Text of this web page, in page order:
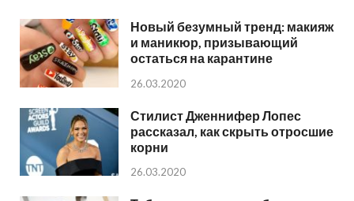
Новый безумный тренд: макияж
и маникюр, призывающий
остаться на карантине
26.03.2020
Стилист Дженнифер Лопес
рассказал, как скрыть отросшие
корни
26.03.2020